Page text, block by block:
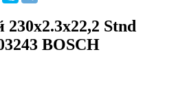
Stnd
BOSCH